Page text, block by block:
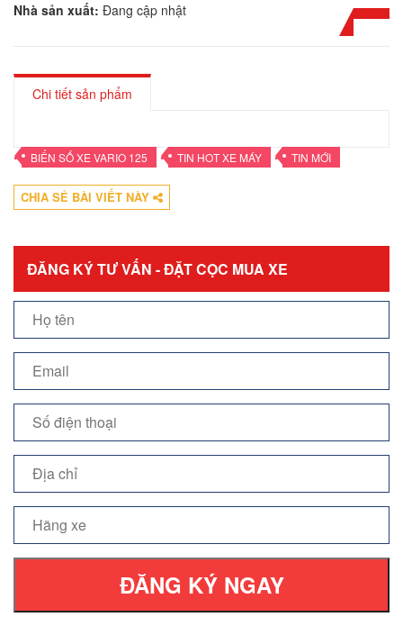
Nhà sản xuất: Đang cập nhật
Chi tiết sản phẩm
• BIỂN SỐ XE VARIO 125 • TIN HOT XE MÁY • TIN MỚI
CHIA SẺ BÀI VIẾT NÀY
ĐĂNG KÝ TƯ VẤN - ĐẶT CỌC MUA XE
ĐĂNG KÝ NGAY